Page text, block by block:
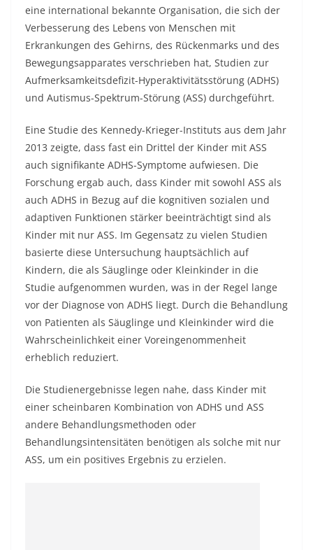
eine international bekannte Organisation, die sich der
Verbesserung des Lebens von Menschen mit
Erkrankungen des Gehirns, des Rückenmarks und des
Bewegungsapparates verschrieben hat, Studien zur
Aufmerksamkeitsdefizit-Hyperaktivitätsstörung (ADHS)
und Autismus-Spektrum-Störung (ASS) durchgeführt.
Eine Studie des Kennedy-Krieger-Instituts aus dem Jahr
2013 zeigte, dass fast ein Drittel der Kinder mit ASS
auch signifikante ADHS-Symptome aufwiesen. Die
Forschung ergab auch, dass Kinder mit sowohl ASS als
auch ADHS in Bezug auf die kognitiven sozialen und
adaptiven Funktionen stärker beeinträchtigt sind als
Kinder mit nur ASS. Im Gegensatz zu vielen Studien
basierte diese Untersuchung hauptsächlich auf
Kindern, die als Säuglinge oder Kleinkinder in die
Studie aufgenommen wurden, was in der Regel lange
vor der Diagnose von ADHS liegt. Durch die Behandlung
von Patienten als Säuglinge und Kleinkinder wird die
Wahrscheinlichkeit einer Voreingenommenheit
erheblich reduziert.
Die Studienergebnisse legen nahe, dass Kinder mit
einer scheinbaren Kombination von ADHS und ASS
andere Behandlungsmethoden oder
Behandlungsintensitäten benötigen als solche mit nur
ASS, um ein positives Ergebnis zu erzielen.